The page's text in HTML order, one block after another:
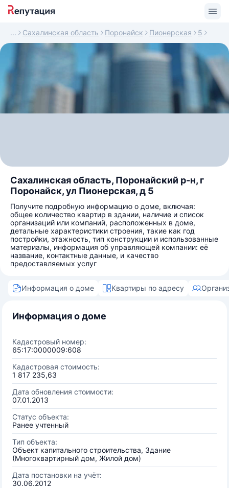
Сахалинская область Поронайск Пионерская 5
Сахалинская область, Поронайский р-н, г
Поронайск, ул Пионерская, д 5
Получите подробную информацию о доме, включая:
общее количество квартир в здании, наличие и список
организаций или компаний, расположенных в доме,
детальные характеристики строения, такие как год
постройки, этажность, тип конструкции и использованные
материалы, информация об управляющей компании: её
название, контактные данные, и качество
предоставляемых услуг
Информация о доме Квартиры по адресу
Информация о доме
Кадастровый номер:
65:17:0000009:608
Кадастровая стоимость:
1 817 235,63
Дата обновления стоимости:
07.01.2013
Статус объекта:
Ранее учтенный
Тип объекта:
Объект капитального строительства, Здание
(Многоквартирный дом, Жилой дом)
Дата постановки на учёт:
30.06.2012